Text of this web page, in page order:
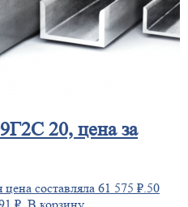
20, цена за
составляла 61 575 ₽.50